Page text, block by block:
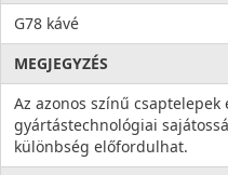
G78 kávé
MEGJEGYZÉS
Az azonos színű csaptelepek
gyártástechnológiai
különbség előfordulhat.